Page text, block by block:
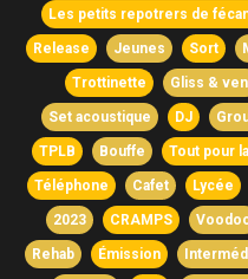
Les petits repotrers de
Release Jeunes Sort
Trottinette Gliss &
Set acoustique DJ
TPLB Bouffe Tout pour
Téléphone Cafet Lycée
2023 CRAMPS
Rehab Émission